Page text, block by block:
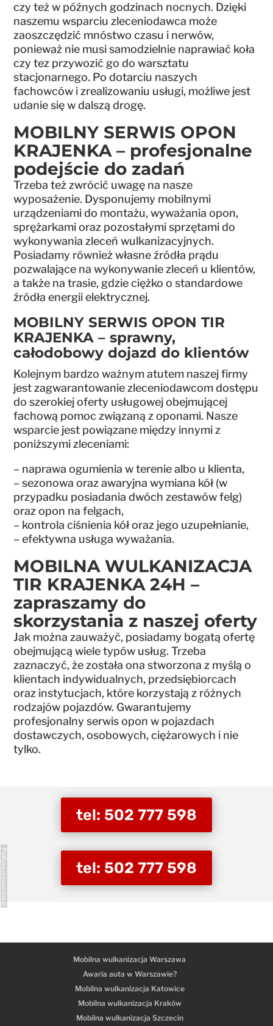
czy też w późnych godzinach nocnych. Dzięki
naszemu wsparciu zleceniodawca może
zaoszczędzić mnóstwo czasu i nerwów,
ponieważ nie musi samodzielnie naprawiać koła
czy tez przywozić go do warsztatu
stacjonarnego. Po dotarciu naszych
fachowców i zrealizowaniu usługi, możliwe jest
udanie się w dalszą drogę.
MOBILNY SERWIS OPON
KRAJENKA – profesjonalne
podejście do zadań
Trzeba też zwrócić uwagę na nasze
wyposażenie. Dysponujemy mobilnymi
urządzeniami do montażu, wyważania opon,
sprężarkami oraz pozostałymi sprzętami do
wykonywania zleceń wulkanizacyjnych.
Posiadamy również własne źródła prądu
pozwalające na wykonywanie zleceń u klientów,
a także na trasie, gdzie ciężko o standardowe
źródła energii elektrycznej.
MOBILNY SERWIS OPON TIR
KRAJENKA – sprawny,
całodobowy dojazd do klientów
Kolejnym bardzo ważnym atutem naszej firmy
jest zagwarantowanie zleceniodawcom dostępu
do szerokiej oferty usługowej obejmującej
fachową pomoc związaną z oponami. Nasze
wsparcie jest powiązane między innymi z
poniższymi zleceniami:
– naprawa ogumienia w terenie albo u klienta,
– sezonowa oraz awaryjna wymiana kół (w
przypadku posiadania dwóch zestawów felg)
oraz opon na felgach,
– kontrola ciśnienia kół oraz jego uzupełnianie,
– efektywna usługa wyważania.
MOBILNA WULKANIZACJA
TIR KRAJENKA 24H –
zapraszamy do
skorzystania z naszej oferty
Jak można zauważyć, posiadamy bogatą ofertę
obejmującą wiele typów usług. Trzeba
zaznaczyć, że została ona stworzona z myślą o
klientach indywidualnych, przedsiębiorcach
oraz instytucjach, które korzystają z różnych
rodzajów pojazdów. Gwarantujemy
profesjonalny serwis opon w pojazdach
dostawczych, osobowych, ciężarowych i nie
tylko.
tel: 502 777 598
tel: 502 777 598
Mobilna wulkanizacja Warszawa
Awaria auta w Warszawie?
Mobilna wulkanizacja Katowice
Mobilna wulkanizacja Kraków
Mobilna wulkanizacja Szczecin
Polityka prywatności